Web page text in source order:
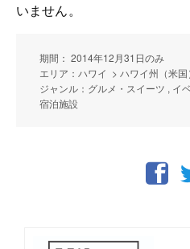
いません。
期間： 2014年12月31日のみ
エリア：ハワイ > ハワイ州（米
ジャンル：グルメ・スイーツ , イ
宿泊施設